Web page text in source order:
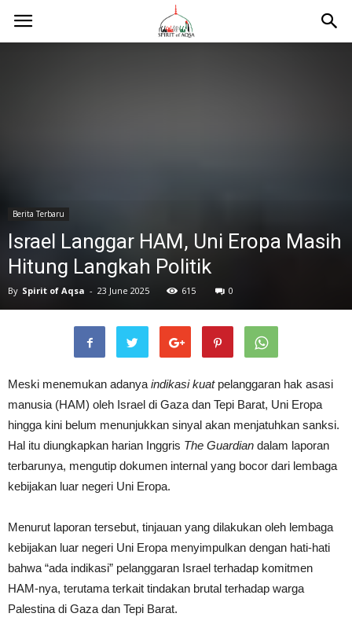
Berita Terbaru
Israel Langgar HAM, Uni Eropa Masih
Hitung Langkah Politik
By Spirit of Aqsa - 23 June 2025 615 0
Meski menemukan adanya indikasi kuatpelanggaran hak asasi
manusia (HAM) oleh Israel di Gaza dan Tepi Barat, Uni Eropa
hingga kini belum menunjukkan sinyal akan menjatuhkan sanksi.
Hal itu diungkapkan harian Inggris The Guardian dalam laporan
terbarunya, mengutip dokumen internal yang bocor dari lembaga
kebijakan luar negeri Uni Eropa.
Menurut laporan tersebut, tinjauan yang dilakukan oleh lembaga
kebijakan luar negeri Uni Eropa menyimpulkan dengan hati-hati
bahwa “ada indikasi” pelanggaran Israel terhadap komitmen
HAM-nya, terutama terkait tindakan brutal terhadap warga
Palestina di Gaza dan Tepi Barat.